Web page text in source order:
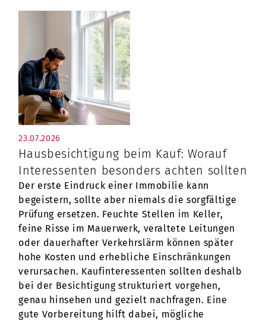
23.07.2026
Hausbesichtigung beim Kauf: Worauf
Interessenten besonders achten sollten
Der erste Eindruck einer Immobilie kann
begeistern, sollte aber niemals die sorgfältige
Prüfung ersetzen. Feuchte Stellen im Keller,
feine Risse im Mauerwerk, veraltete Leitungen
oder dauerhafter Verkehrslärm können später
hohe Kosten und erhebliche Einschränkungen
verursachen. Kaufinteressenten sollten deshalb
bei der Besichtigung strukturiert vorgehen,
genau hinsehen und gezielt nachfragen. Eine
gute Vorbereitung hilft dabei, mögliche